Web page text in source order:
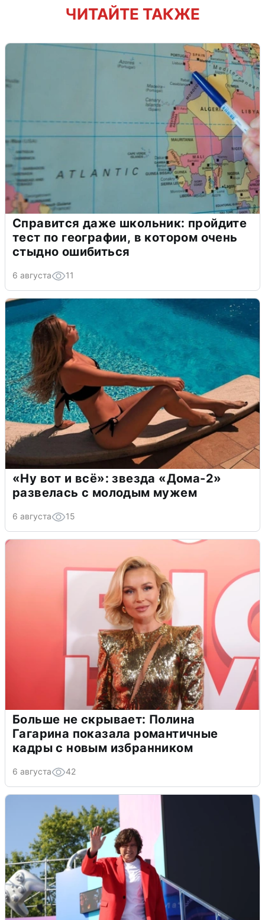
ЧИТАЙТЕ ТАКЖЕ
Справится даже школьник: пройдите
тест по географии, в котором очень
стыдно ошибиться
6 августа 11
«Ну вот и всё»: звезда «Дома-2»
развелась с молодым мужем
6 августа 15
Больше не скрывает: Полина
Гагарина показала романтичные
кадры с новым избранником
6 августа 42